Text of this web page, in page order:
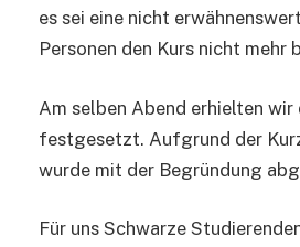
es sei eine nicht
Personen den Kurs nicht mehr
Am selben Abend erhielten wir
festgesetzt. Aufgrund der
wurde mit der Begründung
Für uns Schwarze